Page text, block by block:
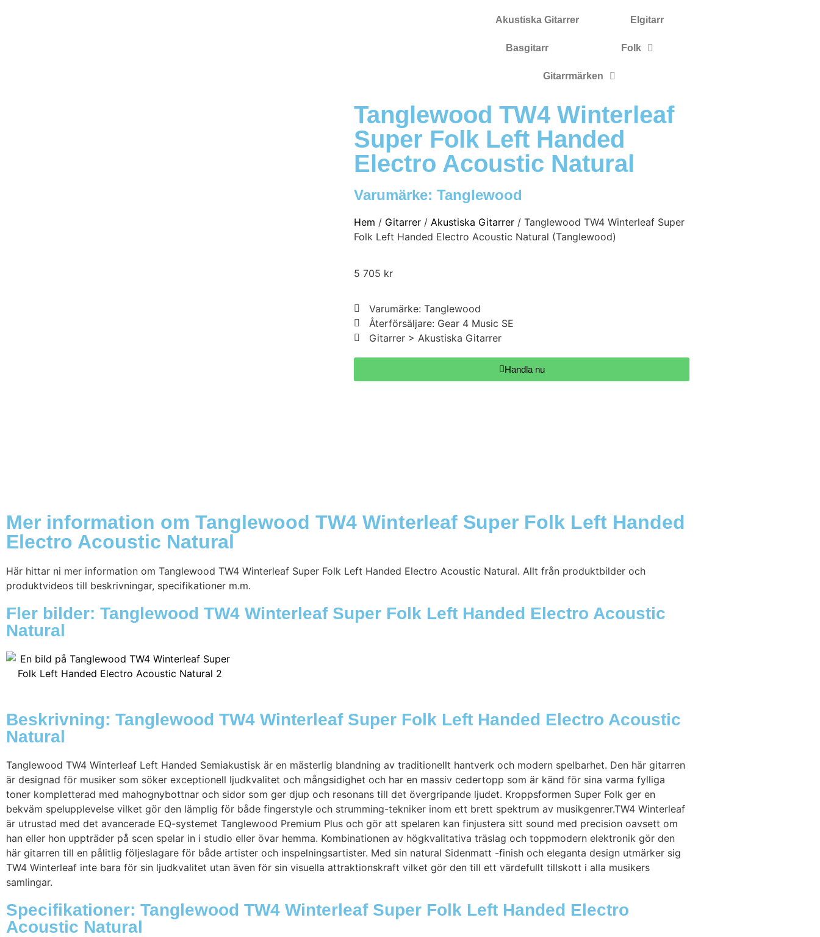
Akustiska Gitarrer Elgitarr
Basgitarr Folk
Gitarrmärken
Tanglewood TW4 Winterleaf
Super Folk Left Handed
Electro Acoustic Natural
Varumärke: Tanglewood
Hem / Gitarrer / Akustiska Gitarrer / Tanglewood TW4 Winterleaf Super
Folk Left Handed Electro Acoustic Natural (Tanglewood)
5 705 kr
Varumärke: Tanglewood
Återförsäljare: Gear 4 Music SE
Gitarrer > Akustiska Gitarrer
Handla nu
Mer information om Tanglewood TW4 Winterleaf Super Folk Left Handed
Electro Acoustic Natural
Här hittar ni mer information om Tanglewood TW4 Winterleaf Super Folk Left Handed Electro Acoustic Natural. Allt från produktbilder och
produktvideos till beskrivningar, specifikationer m.m.
Fler bilder: Tanglewood TW4 Winterleaf Super Folk Left Handed Electro Acoustic
Natural
Beskrivning: Tanglewood TW4 Winterleaf Super Folk Left Handed Electro Acoustic
Natural
Tanglewood TW4 Winterleaf Left Handed Semiakustisk är en mästerlig blandning av traditionellt hantverk och modern spelbarhet. Den här gitarren
är designad för musiker som söker exceptionell ljudkvalitet och mångsidighet och har en massiv cedertopp som är känd för sina varma fylliga
toner kompletterad med mahognybottnar och sidor som ger djup och resonans till det övergripande ljudet. Kroppsformen Super Folk ger en
bekväm spelupplevelse vilket gör den lämplig för både fingerstyle och strumming-tekniker inom ett brett spektrum av musikgenrer.TW4 Winterleaf
är utrustad med det avancerade EQ-systemet Tanglewood Premium Plus och gör att spelaren kan finjustera sitt sound med precision oavsett om
han eller hon uppträder på scen spelar in i studio eller övar hemma. Kombinationen av högkvalitativa träslag och toppmodern elektronik gör den
här gitarren till en pålitlig följeslagare för både artister och inspelningsartister. Med sin natural Sidenmatt -finish och eleganta design utmärker sig
TW4 Winterleaf inte bara för sin ljudkvalitet utan även för sin visuella attraktionskraft vilket gör den till ett värdefullt tillskott i alla musikers
samlingar.
Specifikationer: Tanglewood TW4 Winterleaf Super Folk Left Handed Electro
Acoustic Natural